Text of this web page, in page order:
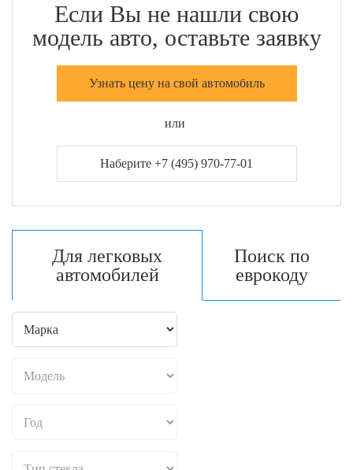
Если Вы не нашли свою
модель авто, оставьте заявку
Узнать цену на свой автомобиль
или
Наберите +7 (495) 970-77-01
Для легковых
автомобилей
Поиск по
еврокоду